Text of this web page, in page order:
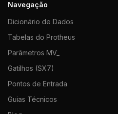
Navegação
Dicionário de Dados
Tabelas do Protheus
Parâmetros MV_
Gatilhos (SX7)
Pontos de Entrada
Guias Técnicos